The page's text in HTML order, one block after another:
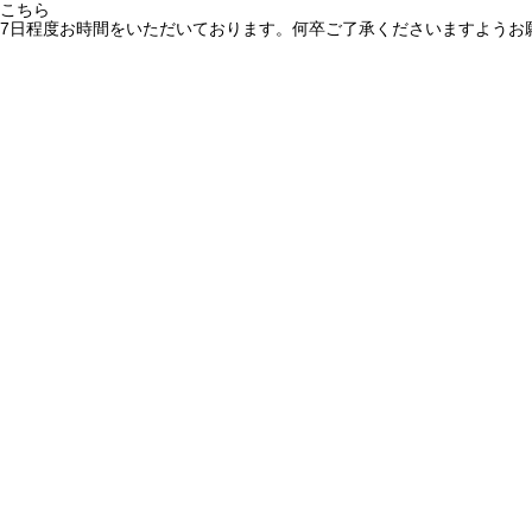
ちら
程度お時間をいただいております。何卒ご了承くださいますようお